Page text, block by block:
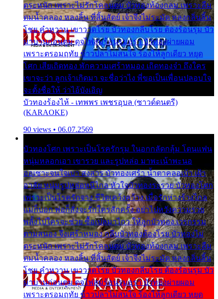
ตระหนัก เพราะไม่รักโคลนตม บัวทองท้องกลม เพราะลืม
ตมน้ำคลอง หลงลิ้น ที่สิ้นสัตย์ เจ้าจึงไม่ระมัด หลงกลิ่นลิ้น
โชย คำหวาน เขาวาดโรย บัวทองกลีบโรย ต้องร้อนรุม บัว
มาบานก่อนตูม ดุจไฟสุมร้อนรุมอุรา บัวทองผ่ายผอม
เพราะตรอมฤทัย ข้าวปลาไม่สนใจ ร้องไห้ลูกเดียว หยุด
โศก เสียเถิดทอง พักความเศร้าหมอง เถิดทองจ๋า ถึงใคร
เขาจะว่า ลูกเจ้าเกิดมา จะชื่อว่าไง พี่ขอเป็นเพื่อนปลอบใจ
จะตั้งชื่อให้ ว่าไอ้บังเอิญ
บัวทองร้องไห้ - เทพพร เพชรอุบล (ซาวด์ดนตรี)
(KARAOKE)
90 views • 06.07.2569
บัวทองโศก เพราะเป็นโรครักรุม ในอกกลัดกลุ้ม โดนแฟน
หนุ่มหลอกเอา เขารวย และรูปหล่อ มาพะเน้าพะนอ
ออเซาะจนใจเบา สงสาร บัวทองเศร้า น้ำตาคลอเบ้า เฝ้า
อาลัย หนุ่มรูปหล่อหนีไกล หัวใจบัวทองระรวย บัวทองโศก
เพราะเป็นโรครักจาง ชีวิตเคว้งคว้าง เมื่อรักห่างร้างไกล
แม่ก็บอก พ่อก็สั่งจะรักใครสักครั้ง อย่าไปหวังความรวย
พลั้งไปใครจะช่วย ซื้อเปลมาไกว ให้ลูกบัวทอง เวรกรรม
ตามสนอง จึงเศร้าหมอง กลีบบัวทองต้องโรย บัวทองไม่
ตระหนัก เพราะไม่รักโคลนตม บัวทองท้องกลม เพราะลืม
ตมน้ำคลอง หลงลิ้น ที่สิ้นสัตย์ เจ้าจึงไม่ระมัด หลงกลิ่นลิ้น
โชย คำหวาน เขาวาดโรย บัวทองกลีบโรย ต้องร้อนรุม บัว
มาบานก่อนตูม ดุจไฟสุมร้อนรุมอุรา บัวทองผ่ายผอม
เพราะตรอมฤทัย ข้าวปลาไม่สนใจ ร้องไห้ลูกเดียว หยุด